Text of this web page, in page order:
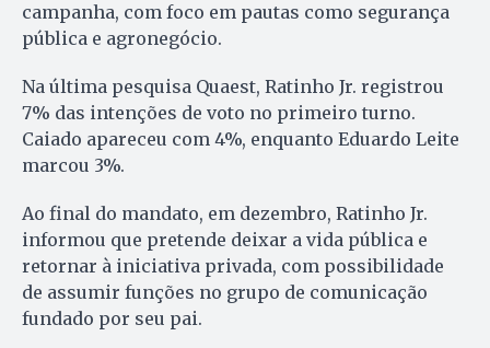
campanha, com foco em pautas como segurança
pública e agronegócio.
Na última pesquisa Quaest, Ratinho Jr. registrou
7% das intenções de voto no primeiro turno.
Caiado apareceu com 4%, enquanto Eduardo Leite
marcou 3%.
Ao final do mandato, em dezembro, Ratinho Jr.
informou que pretende deixar a vida pública e
retornar à iniciativa privada, com possibilidade
de assumir funções no grupo de comunicação
fundado por seu pai.